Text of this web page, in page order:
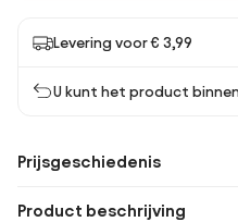
Levering voor € 3,99
U kunt het product
Prijsgeschiedenis
Product beschrijving